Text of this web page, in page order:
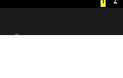
PËRFSHIHUNI